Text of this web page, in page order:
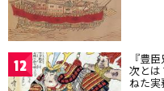
12 『豊
次とは
ねた実